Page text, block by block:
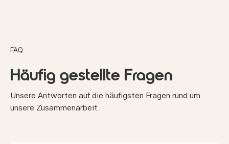
FAQ
Häufig gestellte Fragen
Unsere Antworten auf die häufigsten Fragen rund um
unsere Zusammenarbeit.